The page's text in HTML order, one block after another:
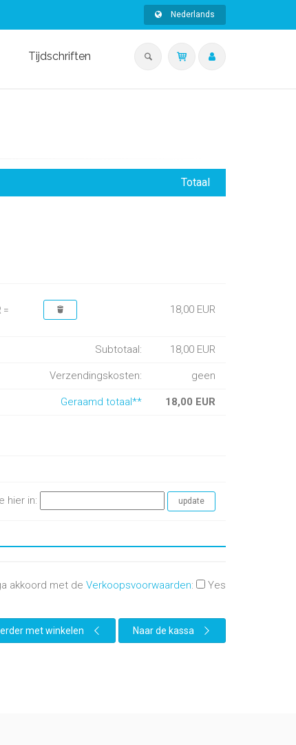
Nederlands
Tijdschriften
Totaal
= 18,00 EUR
Subtotaal: 18,00 EUR
Verzendingskosten: geen
Geraamd totaal** 18,00 EUR
hier in:
akkoord met de Verkoopsvoorwaarden: Yes
met winkelen Naar de kassa